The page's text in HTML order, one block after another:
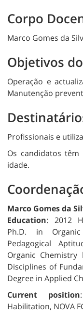
Corpo
Marco Gomes da
Objetivos
Operação e
Manutenção
Profissionais e
Os candidatos
idade.
Marco Gomes da
Education: 2012
Ph.D. in
Pedagogical
Organic
Disciplines of
Degree in Applied
Current position
Habilitation, NOVA